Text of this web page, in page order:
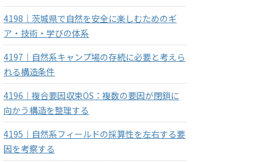
4198｜茨城県で自然を安全に楽しむためのギ
ア・技術・学びの体系
4197｜自然系キャンプ場の存続に必要と考えら
れる構造条件
4196｜複合要因収束OS：複数の要因が閉鎖に
向かう構造を整理する
4195｜自然系フィールドの採算性を左右する要
因を考察する